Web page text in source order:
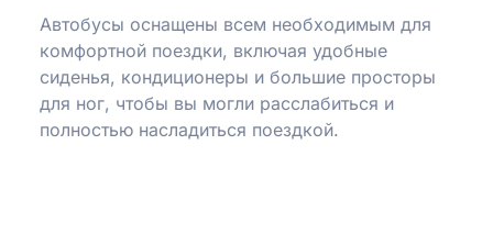
Автобусы оснащены всем необходимым для
комфортной поездки, включая удобные
сиденья, кондиционеры и большие просторы
для ног, чтобы вы могли расслабиться и
полностью насладиться поездкой.